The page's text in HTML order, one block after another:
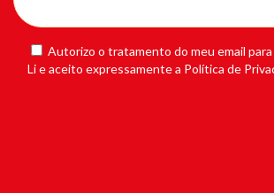
Autorizo o tratamento do meu email
Li e aceito expressamente a Política de